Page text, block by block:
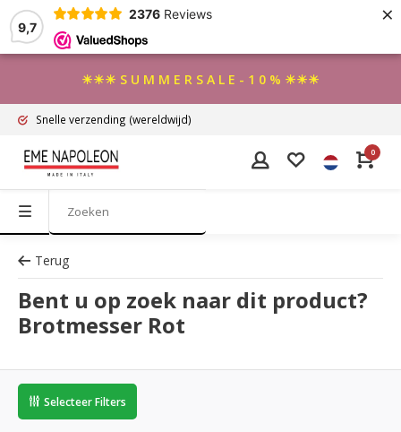
9,7
2376 Reviews ×
☀☀☀ S U M M E R S A L E - 1 0 % ☀☀☀
Snelle verzending (wereldwijd)
0
Terug
Bent u op zoek naar dit product?
Brotmesser Rot
Selecteer Filters